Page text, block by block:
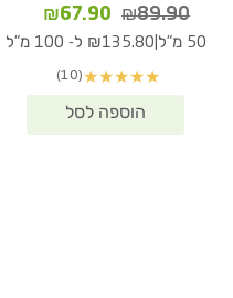
₪89.90
המחיר
המקורי
₪89.90.
₪67.90
המחיר
הנוכחי
50 מ"ל ₪135.80 ל- 100 מ"ל
★
★
★
★
★
(10)